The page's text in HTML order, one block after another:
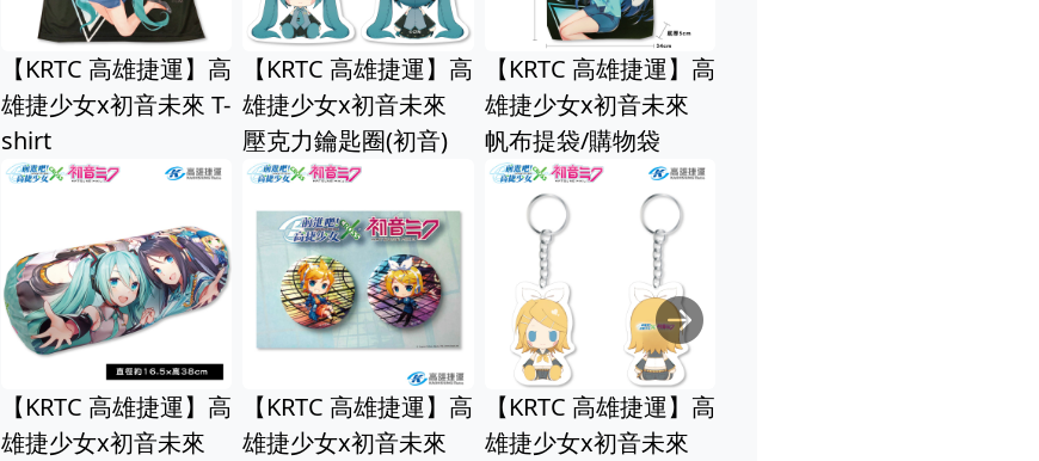
【KRTC 高雄捷運】高
雄捷少女x初音未來 T-
shirt
【KRTC 高雄捷運】高
雄捷少女x初音未來
壓克力鑰匙圈(初音)
【KRTC 高雄捷運】高
雄捷少女x初音未來
帆布提袋/購物袋
【KRTC 高雄捷運】高
雄捷少女x初音未來
【KRTC 高雄捷運】高
雄捷少女x初音未來
【KRTC 高雄捷運】高
雄捷少女x初音未來
Next